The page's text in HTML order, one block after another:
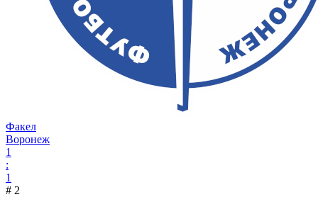
Факел
Воронеж
1
:
1
# 2